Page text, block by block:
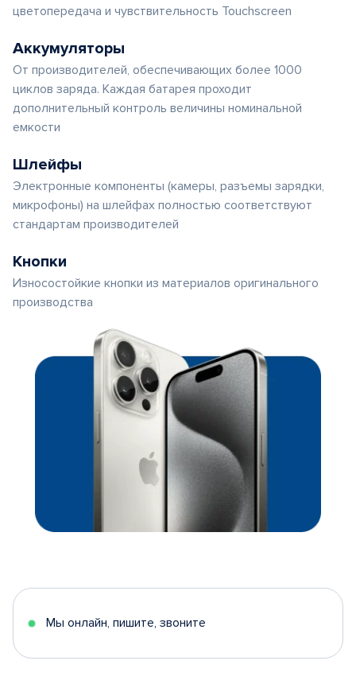
цветопередача и чувствительность Touchscreen
Аккумуляторы
От производителей, обеспечивающих более 1000
циклов заряда. Каждая батарея проходит
дополнительный контроль величины номинальной
емкости
Шлейфы
Электронные компоненты (камеры, разъемы зарядки,
микрофоны) на шлейфах полностью соответствуют
стандартам производителей
Кнопки
Износостойкие кнопки из материалов оригинального
производства
Мы онлайн, пишите, звоните